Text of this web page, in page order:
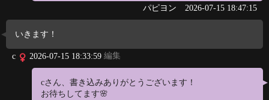
パピヨン 2026-07-15 18:47:15
いきます！
c 2026-07-15 18:33:59 編集
cさん、書き込みありがとうございます！
お待ちしてます🌸